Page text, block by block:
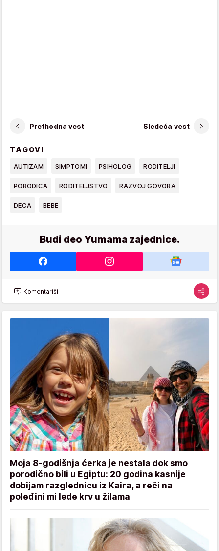
Prethodna vest Sledeća vest
TAGOVI
AUTIZAM SIMPTOMI PSIHOLOG RODITELJI
PORODICA RODITELJSTVO RAZVOJ GOVORA
DECA BEBE
Budi deo Yumama zajednice.
Komentariši
Moja 8-godišnja ćerka je nestala dok smo
porodično bili u Egiptu: 20 godina kasnije
dobijam razglednicu iz Kaira, a reči na
poleđini mi lede krv u žilama